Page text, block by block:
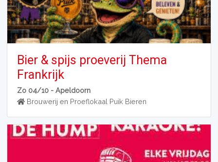
Bier & spijs proeverij Thema
Frankrijk
Zo 04/10 -Apeldoorn
Brouwerij en Proeflokaal Puik Bieren